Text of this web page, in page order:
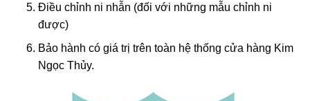
Điều chỉnh ni nhẫn (đối với những mẫu chỉnh ni
được)
Bảo hành có giá trị trên toàn hệ thống cửa hàng Kim
Ngọc Thủy.